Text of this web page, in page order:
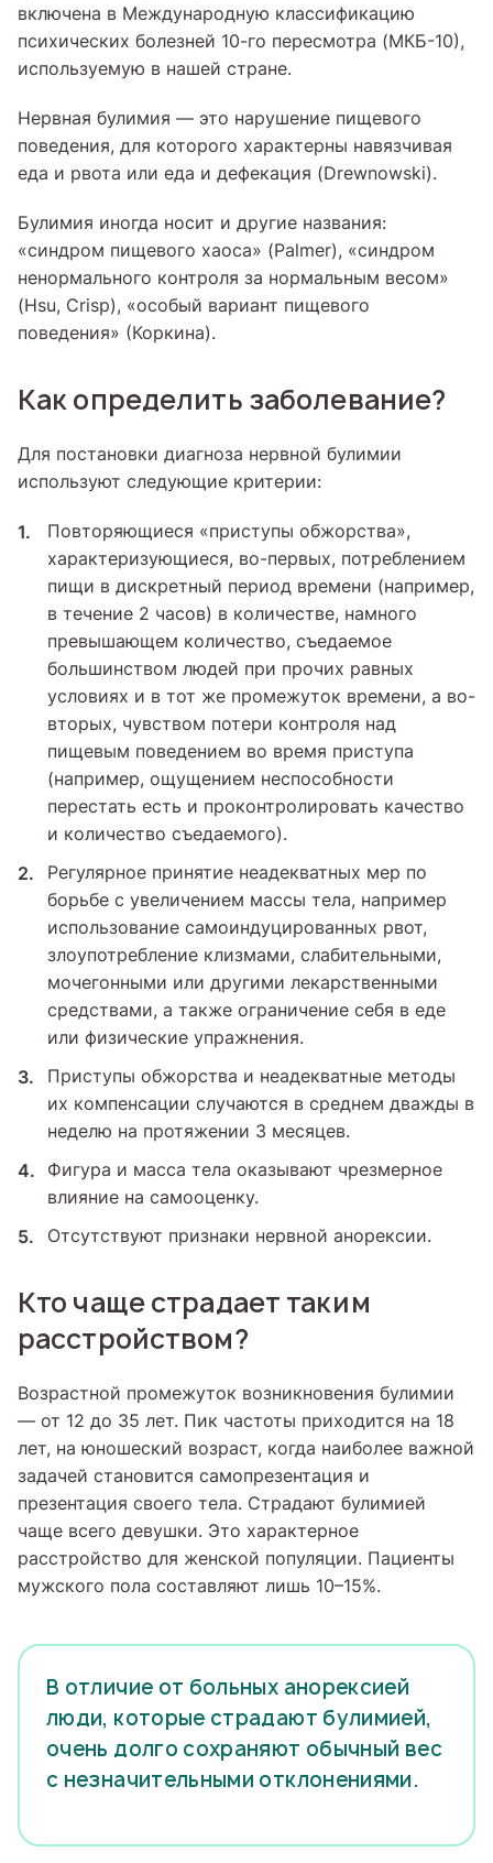
включена в Международную классификацию
психических болезней 10-го пересмотра (МКБ-10),
используемую в нашей стране.
Нервная булимия — это нарушение пищевого
поведения, для которого характерны навязчивая
еда и рвота или еда и дефекация (Drewnowski).
Булимия иногда носит и другие названия:
«синдром пищевого хаоса» (Palmer), «синдром
ненормального контроля за нормальным весом»
(Hsu, Crisp), «особый вариант пищевого
поведения» (Коркина).
Как определить заболевание?
Для постановки диагноза нервной булимии
используют следующие критерии:
Повторяющиеся «приступы обжорства»,
характеризующиеся, во-первых, потреблением
пищи в дискретный период времени (например,
в течение 2 часов) в количестве, намного
превышающем количество, съедаемое
большинством людей при прочих равных
условиях и в тот же промежуток времени, а во-
вторых, чувством потери контроля над
пищевым поведением во время приступа
(например, ощущением неспособности
перестать есть и проконтролировать качество
и количество съедаемого).
Регулярное принятие неадекватных мер по
борьбе с увеличением массы тела, например
использование самоиндуцированных рвот,
злоупотребление клизмами, слабительными,
мочегонными или другими лекарственными
средствами, а также ограничение себя в еде
или физические упражнения.
Приступы обжорства и неадекватные методы
их компенсации случаются в среднем дважды в
неделю на протяжении 3 месяцев.
Фигура и масса тела оказывают чрезмерное
влияние на самооценку.
Отсутствуют признаки нервной анорексии.
Кто чаще страдает таким
расстройством?
Возрастной промежуток возникновения булимии
— от 12 до 35 лет. Пик частоты приходится на 18
лет, на юношеский возраст, когда наиболее важной
задачей становится самопрезентация и
презентация своего тела. Страдают булимией
чаще всего девушки. Это характерное
расстройство для женской популяции. Пациенты
мужского пола составляют лишь 10–15%.
В отличие от больных анорексией
люди, которые страдают булимией,
очень долго сохраняют обычный вес
с незначительными отклонениями.